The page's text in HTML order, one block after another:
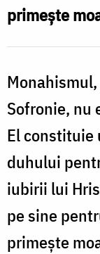
primește
Sofronie, nu
El constituie
duhului
iubirii lui
pe sine
primește